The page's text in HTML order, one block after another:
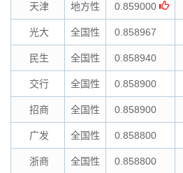
天津 地方性 0.859000
光大 全国性 0.858967
民生 全国性 0.858940
交行 全国性 0.858900
招商 全国性 0.858900
广发 全国性 0.858800
浙商 全国性 0.858800